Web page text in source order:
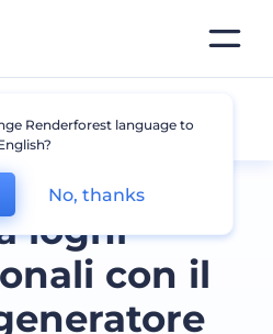
loghi
con il
Renderforest language to
No, thanks